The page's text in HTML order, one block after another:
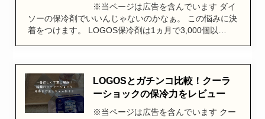
※当ページは広告を含んでいます ダイ
ソーの保冷剤でいいんじゃないのかなぁ。 この悩みに決
着をつけます。 LOGOS保冷剤は1ヵ月で3,000個以…
LOGOSとガチンコ比較！クーラ
ーショックの保冷力をレビュー
※当ページは広告を含んでいます クー